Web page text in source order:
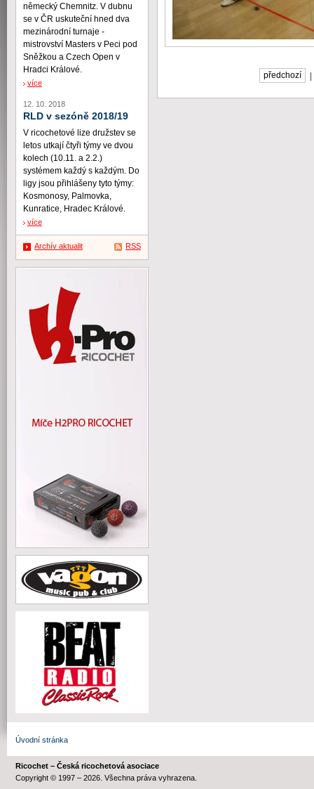
předchozí
německý Chemnitz. V dubnu
se v ČR uskuteční hned dva
mezinárodní turnaje -
mistrovství Masters v Peci pod
Sněžkou a Czech Open v
Hradci Králové.
více
12. 10. 2018
RLD v sezóně 2018/19
V ricochetové lize družstev se
letos utkají čtyři týmy ve dvou
kolech (10.11. a 2.2.)
systémem každý s každým. Do
ligy jsou přihlášeny tyto týmy:
Kosmonosy, Palmovka,
Kunratice, Hradec Králové.
více
Archív aktualit RSS
Úvodní stránka
Ricochet – Česká ricochetová asociace
Copyright © 1997 – 2026. Všechna práva vyhrazena.